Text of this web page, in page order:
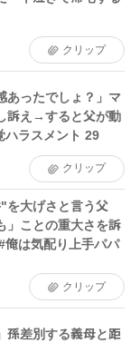
クリップ
あったでしょ？」マ
訴え→すると父が動
ハラスメント 29
クリップ
を大げさと言う父
」ことの重大さを訴
俺は気配り上手パパ
クリップ
孫差別する義母と距